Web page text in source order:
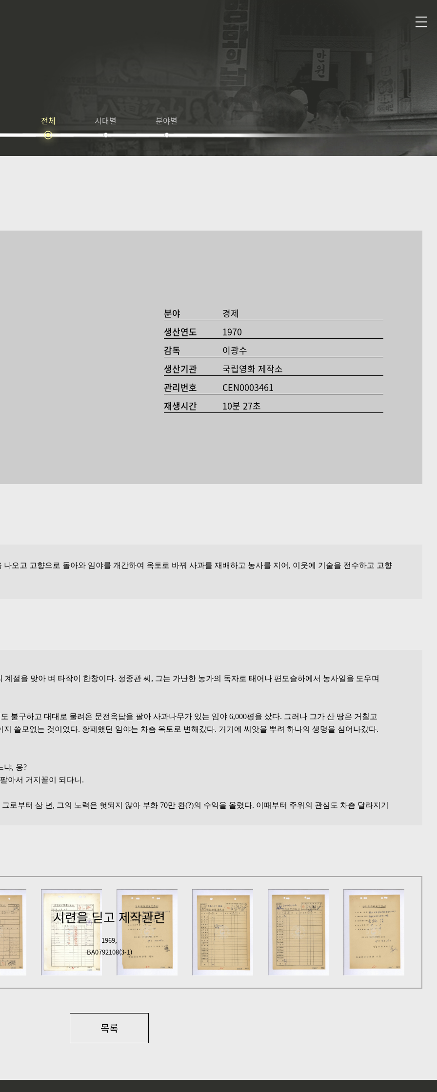
전체 시대별 분야별
분야
경제
생산연도
1970
감독
이광수
생산기관
국립영화 제작소
관리번호
CEN0003461
재생시간
10분 27초
오고 고향으로 돌아와 임야를 개간하여 옥토로 바꿔 사과를 재배하고 농사를 지어, 이웃에 기술을 전수하고 고향
계절을 맞아 벼 타작이 한창이다. 정종관 씨, 그는 가난한 농가의 독자로 태어나 편모슬하에서 농사일을 도우며
불구하고 대대로 물려온 문전옥답을 팔아 사과나무가 있는 임야 6,000평을 샀다. 그러나 그가 산 땅은 거칠고
쓸모없는 것이었다. 황폐했던 임야는 차츰 옥토로 변해갔다. 거기에 씨앗을 뿌려 하나의 생명을 심어나갔다.
냐, 응?
아서 거지꼴이 되다니.
로부터 삼 년, 그의 노력은 헛되지 않아 부화 70만 환(?)의 수익을 올렸다. 이때부터 주위의 관심도 차츰 달라지기
위 사람들의 반응은 금방 달라지기 시작했고 마을 근방에 버려졌던 임야는 차츰 자취를 감추기 시작했다. 과수농가의
다. 틈 있는 대로 함께 모여 자기가 체험한 영농기술을 발표하고 생산품의 출하기를 결정하고 가격 통제를 실시했다.
영농자금으로 대여 받은 원금을 갚고 나머지는 저축을 했다. 또한, 조합을 통해 현물을 저축해서 자계(가계)자금을
편의를 받았다. 수입이 얼마큼 생김에 따라 수동으로 하던 모든 작업을 동력으로 대체했다.
고 있는 정 씨. 그는 가난한 이웃에 대해 무엇을 만들어서 그냥 주기보다는 그 만드는 방법을 이웃 사람들에게 가르켜
는 것은 누구나 할 수 있는 짓. 그러나 그의 영농 방법은 돈을 가급적 적게 들이고 많은 수확을 올리자는 것이다.
시련을 딛고 제작관련
1969,
BA0792108(3-1)
목록